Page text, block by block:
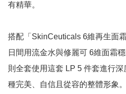
有精華。
搭配「SkinCeuticals 6維再生面
日間用流金水與修麗可 6維面霜
則全套使用這套 LP 5 件套進行
種完美、自信且從容的整體形象。